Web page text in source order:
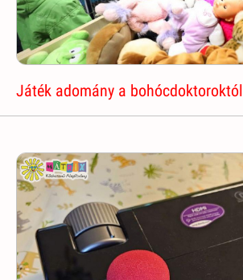
Játék adomány a bohócdoktoroktól